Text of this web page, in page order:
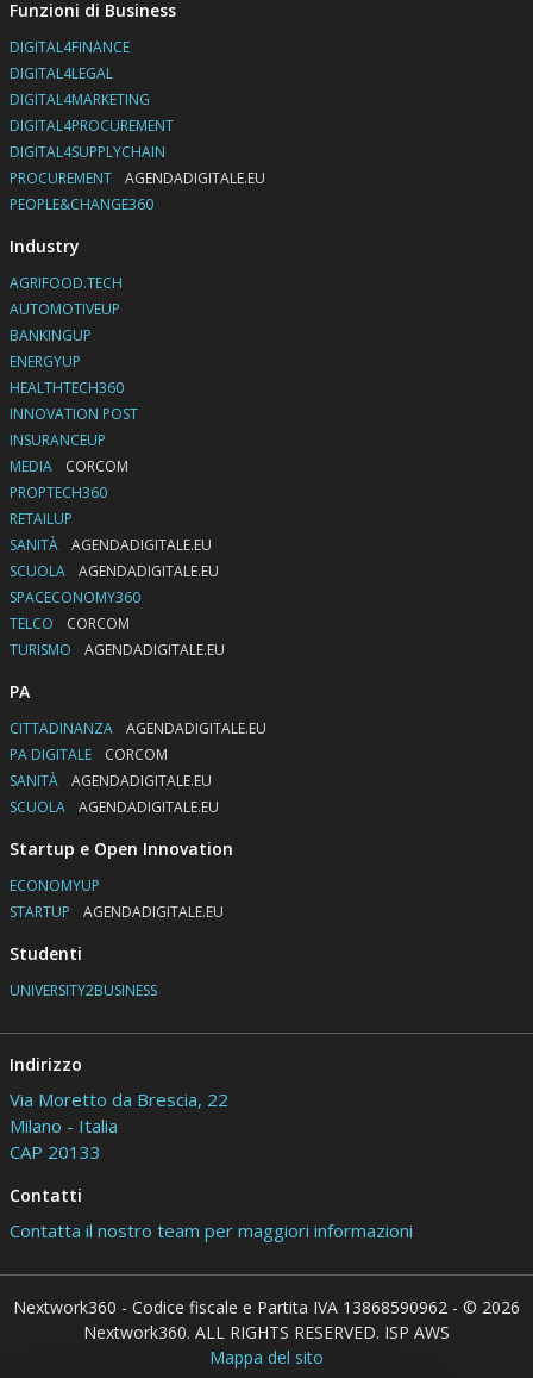
Funzioni di Business
DIGITAL4FINANCE
DIGITAL4LEGAL
DIGITAL4MARKETING
DIGITAL4PROCUREMENT
DIGITAL4SUPPLYCHAIN
PROCUREMENT
AGENDADIGITALE.EU
PEOPLE&CHANGE360
Industry
AGRIFOOD.TECH
AUTOMOTIVEUP
BANKINGUP
ENERGYUP
HEALTHTECH360
INNOVATION POST
INSURANCEUP
MEDIA
CORCOM
PROPTECH360
RETAILUP
SANITÀ
AGENDADIGITALE.EU
SCUOLA
AGENDADIGITALE.EU
SPACECONOMY360
TELCO
CORCOM
TURISMO
AGENDADIGITALE.EU
PA
CITTADINANZA
AGENDADIGITALE.EU
PA DIGITALE
CORCOM
SANITÀ
AGENDADIGITALE.EU
SCUOLA
AGENDADIGITALE.EU
Startup e Open Innovation
ECONOMYUP
STARTUP
AGENDADIGITALE.EU
Studenti
UNIVERSITY2BUSINESS
Indirizzo
Via Moretto da Brescia, 22
Milano - Italia
CAP 20133
Contatti
Contatta il nostro team per maggiori informazioni
Nextwork360 - Codice fiscale e Partita IVA 13868590962 - © 2026
Nextwork360. ALL RIGHTS RESERVED. ISP AWS
Mappa del sito